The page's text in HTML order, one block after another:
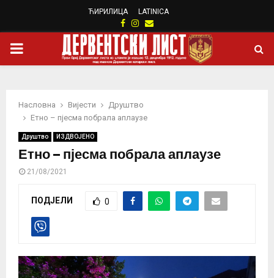
ЋИРИЛИЦА LATINICA
Facebook
Instagram
Email
PRIMARY
Насловна Вијести
Друштво
Етно – пјесма побрала аплаузе
Друштво ИЗДВОЈЕНО
Етно – пјесма побрала аплаузе
21/08/2021
ПОДЈЕЛИ 0